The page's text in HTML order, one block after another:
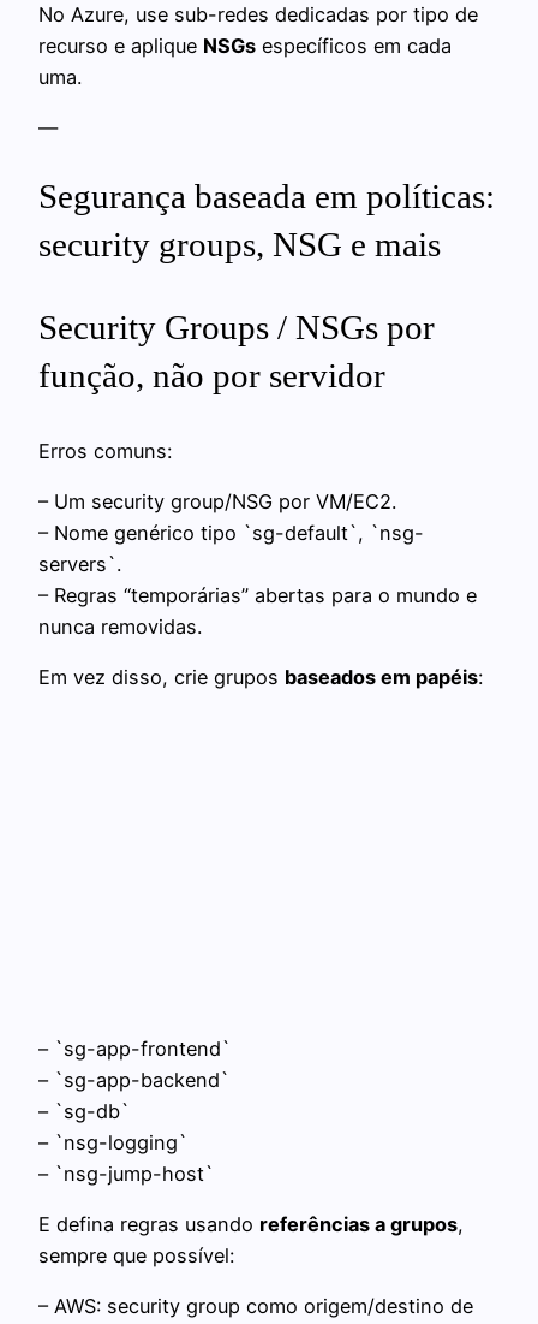
No Azure, use sub-redes dedicadas por tipo de
recurso e aplique NSGs específicos em cada
uma.
—
Segurança baseada em políticas:
security groups, NSG e mais
Security Groups / NSGs por
função, não por servidor
Erros comuns:
– Um security group/NSG por VM/EC2.
– Nome genérico tipo `sg-default`, `nsg-
servers`.
– Regras “temporárias” abertas para o mundo e
nunca removidas.
Em vez disso, crie grupos baseados em papéis:
– `sg-app-frontend`
– `sg-app-backend`
– `sg-db`
– `nsg-logging`
– `nsg-jump-host`
E defina regras usando referências a grupos,
sempre que possível:
– AWS: security group como origem/destino de